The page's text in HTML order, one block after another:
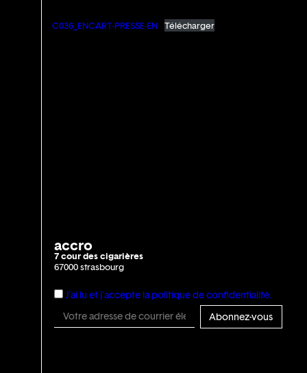
C036_ENCART-PRESSE-EN Télécharger
accro
7 cour des cigarières
67000 strasbourg
J'ai lu et j'accepte la politique de confidentialité.